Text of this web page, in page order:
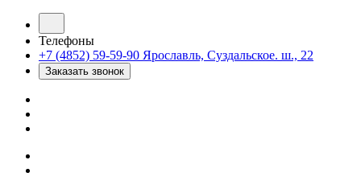
Телефоны
+7 (4852) 59-59-90 Ярославль, Суздальское. ш., 22
Заказать звонок